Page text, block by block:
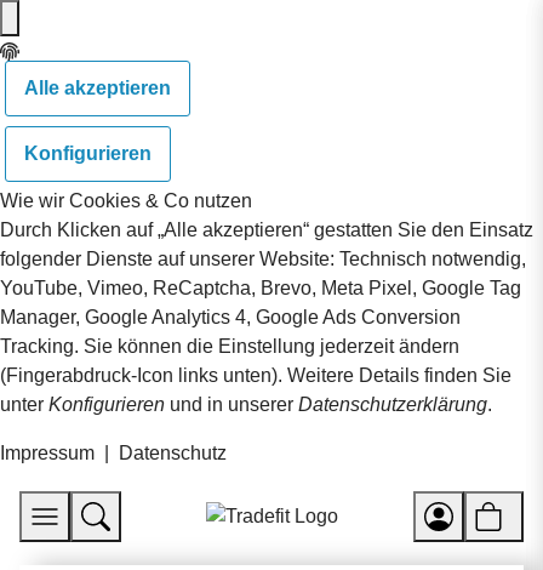
Alle akzeptieren
Konfigurieren
Wie wir Cookies & Co nutzen
Durch Klicken auf „Alle akzeptieren“ gestatten Sie den Einsatz
folgender Dienste auf unserer Website: Technisch notwendig,
YouTube, Vimeo, ReCaptcha, Brevo, Meta Pixel, Google Tag
Manager, Google Analytics 4, Google Ads Conversion
Tracking. Sie können die Einstellung jederzeit ändern
(Fingerabdruck-Icon links unten). Weitere Details finden Sie
unter Konfigurieren und in unserer Datenschutzerklärung.
Impressum Datenschutz